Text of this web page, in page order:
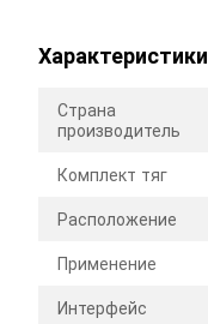
Характеристики
Страна
производитель
Комплект тяг
Расположение
Применение
Интерфейс